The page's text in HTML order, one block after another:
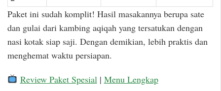
Paket ini sudah komplit! Hasil masakannya berupa sate
dan gulai dari kambing aqiqah yang tersatukan dengan
nasi kotak siap saji. Dengan demikian, lebih praktis dan
menghemat waktu persiapan.
Review Paket Spesial | Menu Lengkap